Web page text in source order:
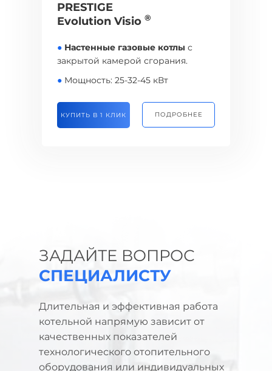
PRESTIGE
Evolution Visio ®
● Настенные газовые котлы с
закрытой камерой сгорания.
● Мощность: 25-32-45 кВт
КУПИТЬ В 1 КЛИК ПОДРОБНЕЕ
Длительная и эффективная работа
котельной напрямую зависит от
качественных показателей
технологического отопительного
оборудования или индивидуальных
ЗАДАЙТЕ ВОПРОС
СПЕЦИАЛИСТУ